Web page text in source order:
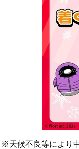
※天候不良等により